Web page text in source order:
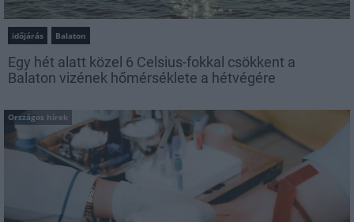
időjárás Balaton
Egy hét alatt közel 6 Celsius-fokkal csökkent a
Balaton vizének hőmérséklete a hétvégére
Országos hírek